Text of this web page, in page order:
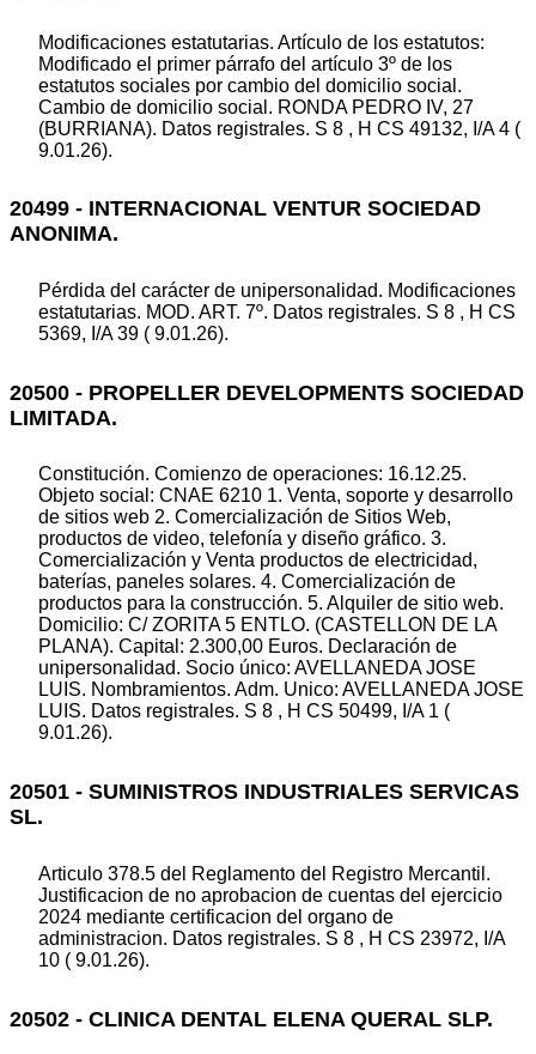
Modificaciones estatutarias. Artículo de los estatutos:
Modificado el primer párrafo del artículo 3º de los
estatutos sociales por cambio del domicilio social.
Cambio de domicilio social. RONDA PEDRO IV, 27
(BURRIANA). Datos registrales. S 8 , H CS 49132, I/A 4 (
9.01.26).
20499 - INTERNACIONAL VENTUR SOCIEDAD
ANONIMA.
Pérdida del carácter de unipersonalidad. Modificaciones
estatutarias. MOD. ART. 7º. Datos registrales. S 8 , H CS
5369, I/A 39 ( 9.01.26).
20500 - PROPELLER DEVELOPMENTS SOCIEDAD
LIMITADA.
Constitución. Comienzo de operaciones: 16.12.25.
Objeto social: CNAE 6210 1. Venta, soporte y desarrollo
de sitios web 2. Comercialización de Sitios Web,
productos de video, telefonía y diseño gráfico. 3.
Comercialización y Venta productos de electricidad,
baterías, paneles solares. 4. Comercialización de
productos para la construcción. 5. Alquiler de sitio web.
Domicilio: C/ ZORITA 5 ENTLO. (CASTELLON DE LA
PLANA). Capital: 2.300,00 Euros. Declaración de
unipersonalidad. Socio único: AVELLANEDA JOSE
LUIS. Nombramientos. Adm. Unico: AVELLANEDA JOSE
LUIS. Datos registrales. S 8 , H CS 50499, I/A 1 (
9.01.26).
20501 - SUMINISTROS INDUSTRIALES SERVICAS
SL.
Articulo 378.5 del Reglamento del Registro Mercantil.
Justificacion de no aprobacion de cuentas del ejercicio
2024 mediante certificacion del organo de
administracion. Datos registrales. S 8 , H CS 23972, I/A
10 ( 9.01.26).
20502 - CLINICA DENTAL ELENA QUERAL SLP.